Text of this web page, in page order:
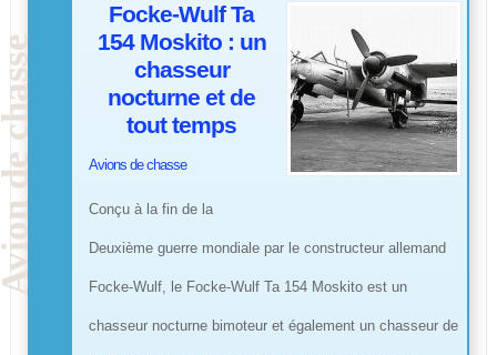
Focke-Wulf Ta
154 Moskito : un
chasseur
nocturne et de
tout temps
Avions de chasse
Conçu à la fin de la
Deuxième guerre mondiale par le constructeur allemand
Focke-Wulf, le Focke-Wulf Ta 154 Moskito est un
chasseur nocturne bimoteur et également un chasseur de